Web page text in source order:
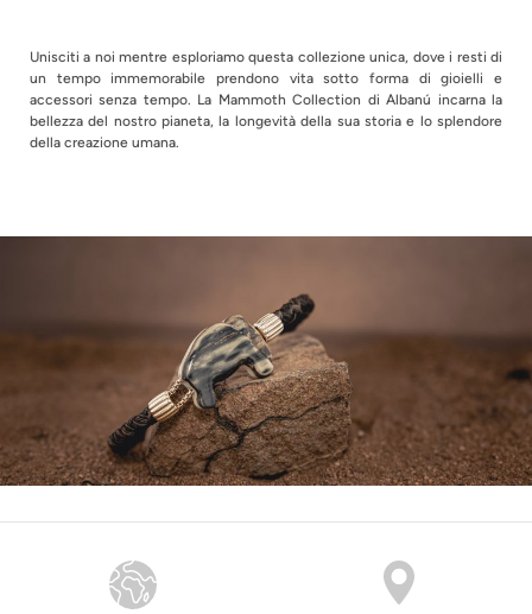
Unisciti a noi mentre esploriamo questa collezione unica, dove i resti di
un tempo immemorabile prendono vita sotto forma di gioielli e
accessori senza tempo. La Mammoth Collection di Albanú incarna la
bellezza del nostro pianeta, la longevità della sua storia e lo splendore
della creazione umana.